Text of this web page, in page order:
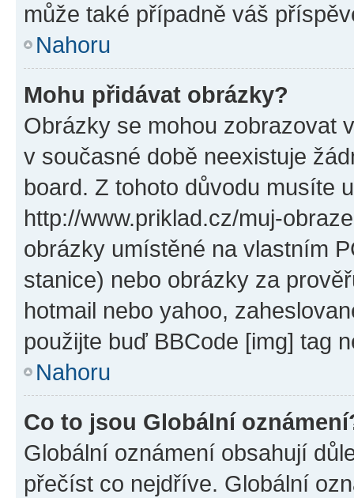
může také případně váš
Nahoru
Mohu přidávat obrázky?
Obrázky se mohou zobrazovat
v současné době neexistuje
board. Z tohoto důvodu musíte
http://www.priklad.cz/muj-
obrázky umístěné na vlastním
stanice) nebo obrázky za
hotmail nebo yahoo,
použijte buď BBCode [img] tag
Nahoru
Co to jsou Globální
Globální oznámení obsahují
přečíst co nejdříve. Globální